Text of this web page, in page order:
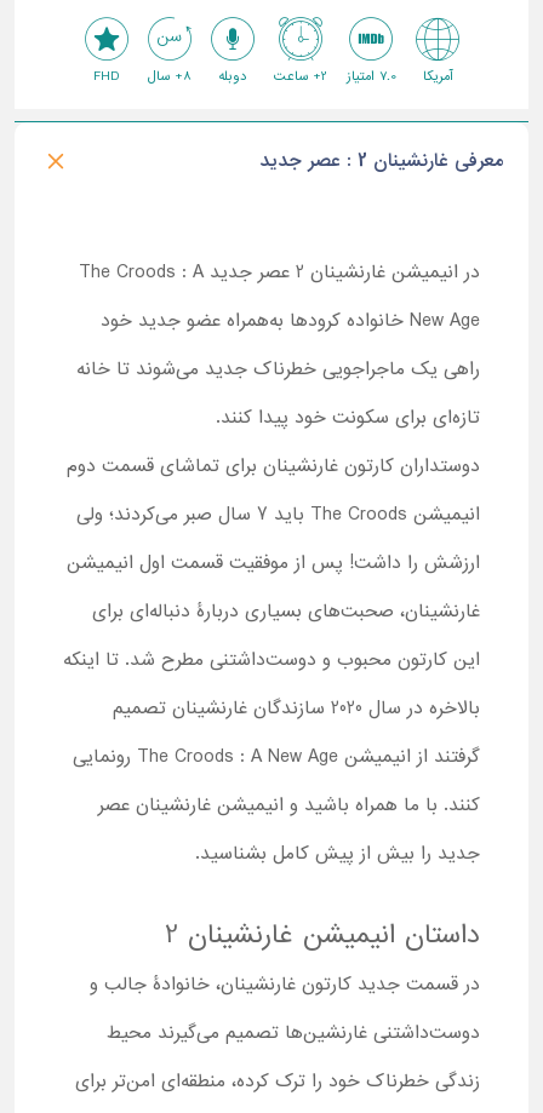
آمریکا 7.0 امتیاز 2+ ساعت دوبله 8+ سال FHD
معرفی غارنشینان 2 : عصر جدید
در انیمیشن غارنشینان 2 عصر جدید The Croods : A
New Age خانواده کرودها به‌همراه عضو جدید خود
راهی یک ماجراجویی خطرناک جدید می‌شوند تا خانه
تازه‌ای برای سکونت خود پیدا کنند.
دوستداران کارتون غارنشینان برای تماشای قسمت دوم
انیمیشن The Croods باید 7 سال صبر می‌کردند؛ ولی
ارزشش را داشت! پس از موفقیت قسمت اول انیمیشن
غارنشینان، صحبت‌های بسیاری دربارۀ دنباله‌ای برای
این کارتون محبوب و دوست‌داشتنی مطرح شد. تا اینکه
بالاخره در سال 2020 سازندگان غارنشینان تصمیم
گرفتند از انیمیشن The Croods : A New Age رونمایی
کنند. با ما همراه باشید و انیمیشن غارنشینان عصر
جدید را بیش از پیش کامل بشناسید.
داستان انیمیشن غارنشینان 2
در قسمت جدید کارتون غارنشینان، خانوادۀ جالب و
دوست‌داشتنی غارنشین‌ها تصمیم می‌گیرند محیط
زندگی خطرناک خود را ترک کرده، منطقه‌ای امن‌تر برای